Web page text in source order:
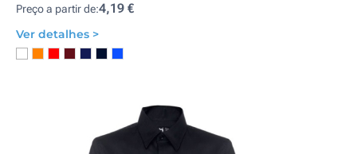
Preço a partir de:4,19 €
Ver detalhes >